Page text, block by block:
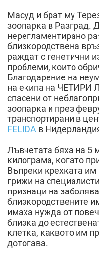
Масуд и брат му
зоопарка в Разград.
нерегламентирано
близкородствена
раждат с генетични
проблеми, които
Благодарение на
на екипа на ЧЕТИРИ
спасени от
зоопарка и през
транспортирани в
FELIDA в
Лъвчетата бяха на 5
килограма, когато
Въпреки крехката им
грижи на
признаци на
близкородствените
имаха нужда от
близка до
клетка, каквото им
дотогава.